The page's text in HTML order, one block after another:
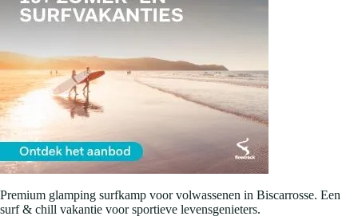
Premium glamping surfkamp voor volwassenen in Biscarrosse. Een
surf & chill vakantie voor sportieve levensgenieters.